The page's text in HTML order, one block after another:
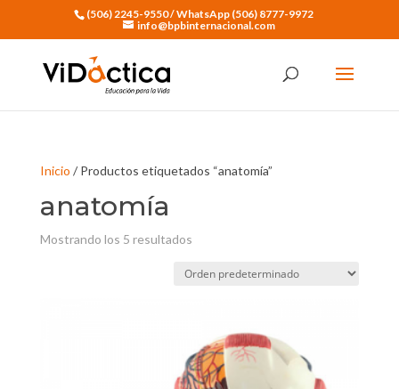
(506) 2245-9550 / WhatsApp (506) 8777-9972
info@bpbinternacional.com
Inicio / Productos etiquetados “anatomía”
anatomía
Mostrando los 5 resultados